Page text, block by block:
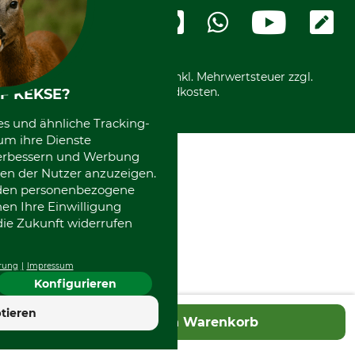
In den Warenkorb
Widerrufsformular
Kostenloser Rückversand
Nachhaltigkeit
Entsorgung und Umwelt
Datenschutz Print
Vorkasse
Ladengeschäft
Motorgeräteshop
Über uns
Community
International
Alle Preise in Euro und inkl. Mehrwertsteuer zzgl.
Versandkosten.
KEKSE?
und ähnliche Tracking-
ihre Dienste
und Werbung
der Nutzer anzuzeigen.
personenbezogene
Ihre Einwilligung
Zukunft widerrufen
Impressum
Konfigurieren